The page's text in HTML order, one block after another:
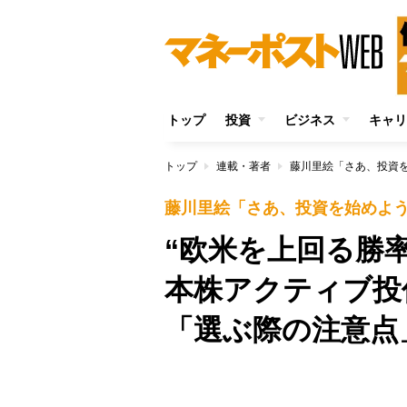
トップ 投資 ビジネス キャ
トップ 連載・著者 藤川里絵「さあ、投資
藤川里絵「さあ、投資を始めよう
“欧米を上回る勝
本株アクティブ
「選ぶ際の注意点